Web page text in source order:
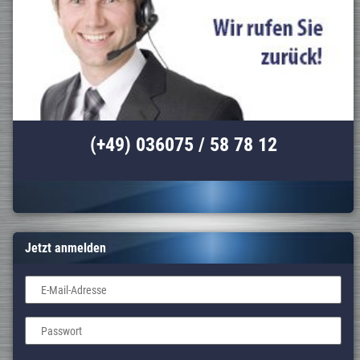
(+49) 036075 / 58 78 12
Jetzt anmelden
E-Mail-Adresse
Passwort